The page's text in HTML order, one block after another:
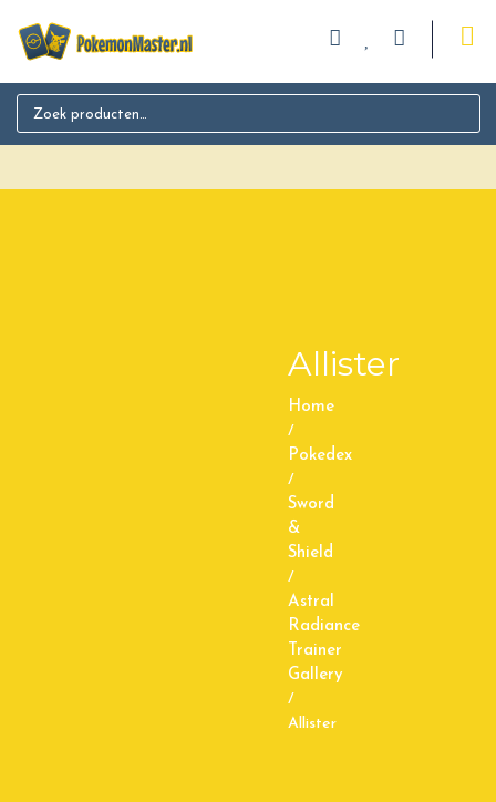
Search for:
Allister
Home
/
Pokedex
/
Sword
&
Shield
/
Astral
Radiance
Trainer
Gallery
/
Allister